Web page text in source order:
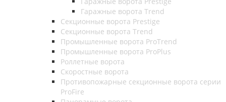
Гаражные ворота Trend
Секционные ворота Prestige
Секционные ворота Trend
Промышленные ворота ProTrend
Промышленные ворота ProPlus
Роллетные ворота
Скоростные ворота
Противопожарные секционные ворота серии
ProFire